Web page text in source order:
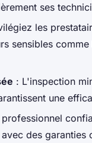
ses
les
sensibles
: L'inspection
une
des garanties